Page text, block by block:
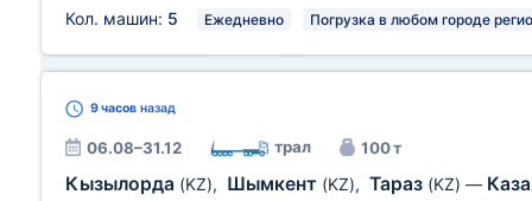
Кол. машин: 5 Ежедневно Погрузка в любом городе
9 часов назад
06.08–31.12 трал 100 т
Кызылорда (KZ), Шымкент (KZ), Тараз (KZ) —